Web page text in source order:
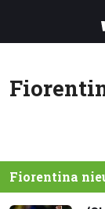
Fiorentina